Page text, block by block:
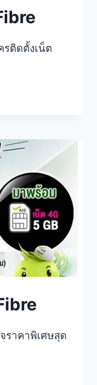
รติดตั้งเน็ต
ราคาพิเศษสุด